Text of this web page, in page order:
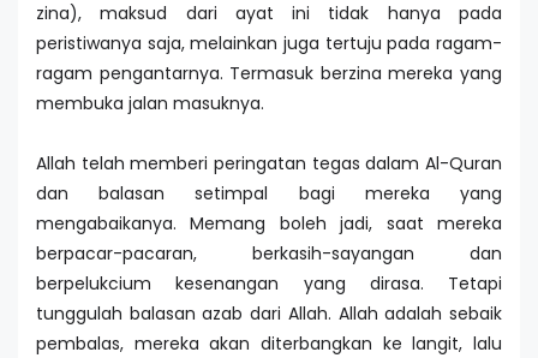
zina), maksud dari ayat ini tidak hanya pada
peristiwanya saja, melainkan juga tertuju pada ragam-
ragam pengantarnya. Termasuk berzina mereka yang
membuka jalan masuknya.
Allah telah memberi peringatan tegas dalam Al-Quran
dan balasan setimpal bagi mereka yang
mengabaikanya. Memang boleh jadi, saat mereka
berpacar-pacaran, berkasih-sayangan dan
berpelukcium kesenangan yang dirasa. Tetapi
tunggulah balasan azab dari Allah. Allah adalah sebaik
pembalas, mereka akan diterbangkan ke langit, lalu